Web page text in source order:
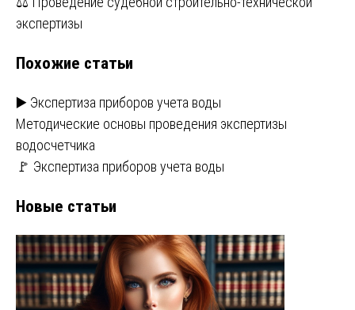
записям
экспертизы
Похожие статьи
▶️ Экспертиза приборов учета воды
Методические основы проведения экспертизы
водосчетчика
🚩 Экспертиза приборов учета воды
Новые статьи